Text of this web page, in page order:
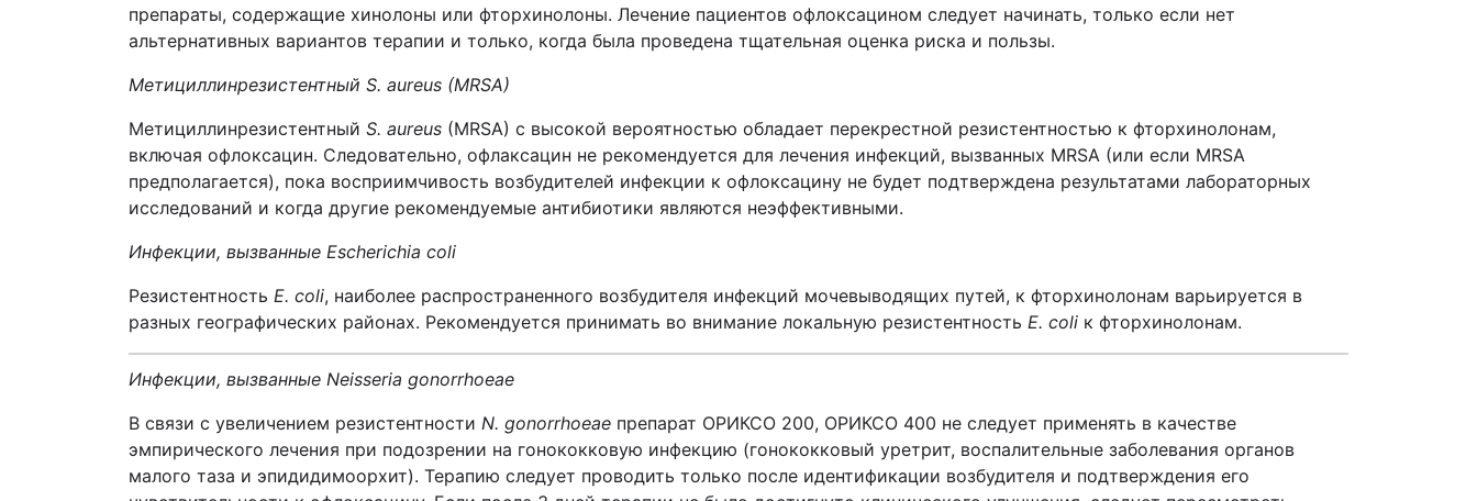
препараты, содержащие хинолоны или фторхинолоны. Лечение пациентов офлоксацином следует начинать, только если нет
альтернативных вариантов терапии и только, когда была проведена тщательная оценка риска и пользы.
Метициллинрезистентный S. aureus (MRSA)
Метициллинрезистентный S. aureus (MRSA) с высокой вероятностью обладает перекрестной резистентностью к фторхинолонам,
включая офлоксацин. Следовательно, офлаксацин не рекомендуется для лечения инфекций, вызванных MRSA (или если MRSA
предполагается), пока восприимчивость возбудителей инфекции к офлоксацину не будет подтверждена результатами лабораторных
исследований и когда другие рекомендуемые антибиотики являются неэффективными.
Инфекции, вызванные Escherichia coli
Резистентность E. coli, наиболее распространенного возбудителя инфекций мочевыводящих путей, к фторхинолонам варьируется в
разных географических районах. Рекомендуется принимать во внимание локальную резистентность E. coli к фторхинолонам.
Инфекции, вызванные Neisseria gonorrhoeae
В связи с увеличением резистентности N. gonorrhoeae препарат ОРИКСО 200, ОРИКСО 400 не следует применять в качестве
эмпирического лечения при подозрении на гонококковую инфекцию (гонококковый уретрит, воспалительные заболевания органов
малого таза и эпидидимоорхит). Терапию следует проводить только после идентификации возбудителя и подтверждения его